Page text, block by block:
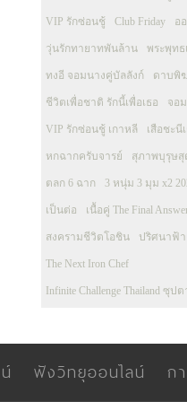
VIP รักซ่อนชู้ Club Friday อ
วุ่นรักทายาทพันล้าน พระพุทธ
ทงอี จอมนางคู่บัลลังก์ ดาบพิ
ชีวิตเพื่อชาติ รักนี้เพื่อเธอ จอ
VIP รักซ่อนชู้ เกาหลี เสือชะนี
หกฉากครับจารย์ สุภาพบุรุษสุ
ตลก 6 ฉาก 3 หนุ่ม 3 มุม x2
เป็นต่อ เนื้อคู่ The Final
สงครามชีวิตโอชิน ปริศนาฟ้
The Next Iron Chef
Infinite Challenge Thailand ซุป
ฟังวิทยุออนไลน์ ก